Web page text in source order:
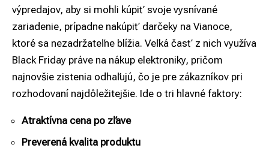
výpredajov, aby si mohli kúpiť svoje vysnívané
zariadenie, prípadne nakúpiť darčeky na Vianoce,
ktoré sa nezadržateľne blížia. Veľká časť z nich využíva
Black Friday práve na nákup elektroniky, pričom
najnovšie zistenia odhaľujú, čo je pre zákazníkov pri
rozhodovaní najdôležitejšie. Ide o tri hlavné faktory:
Atraktívna cena po zľave
Preverená kvalita produktu